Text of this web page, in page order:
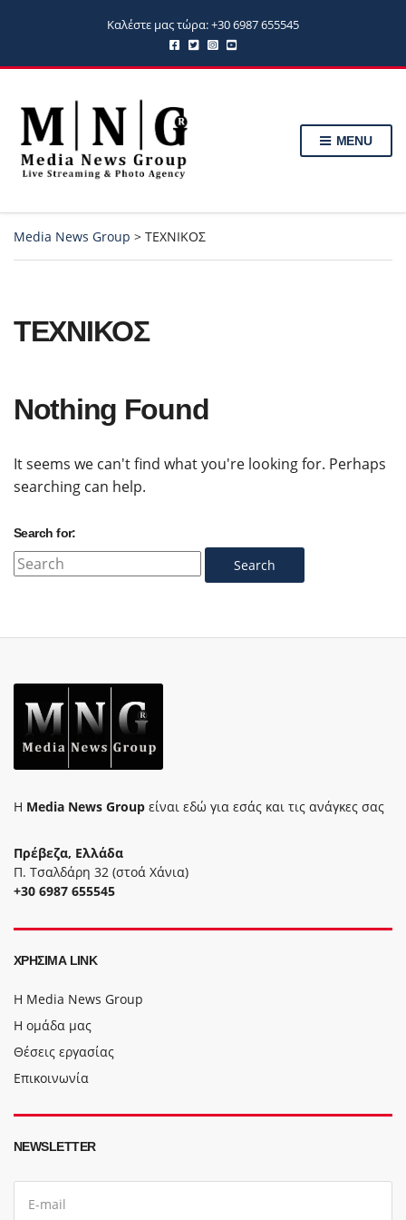
Καλέστε μας τώρα: +30 6987 655545
MENU
Media News Group > ΤΕΧΝΙΚΟΣ
ΤΕΧΝΙΚΟΣ
Nothing Found
It seems we can't find what you're looking for. Perhaps
searching can help.
Search for:
Search
Η Media News Group είναι εδώ για εσάς και τις ανάγκες σας
Πρέβεζα, Ελλάδα
Π. Τσαλδάρη 32 (στοά Χάνια)
+30 6987 655545
ΧΡΉΣΙΜΑ LINK
Η Media News Group
Η ομάδα μας
Θέσεις εργασίας
Επικοινωνία
NEWSLETTER
E